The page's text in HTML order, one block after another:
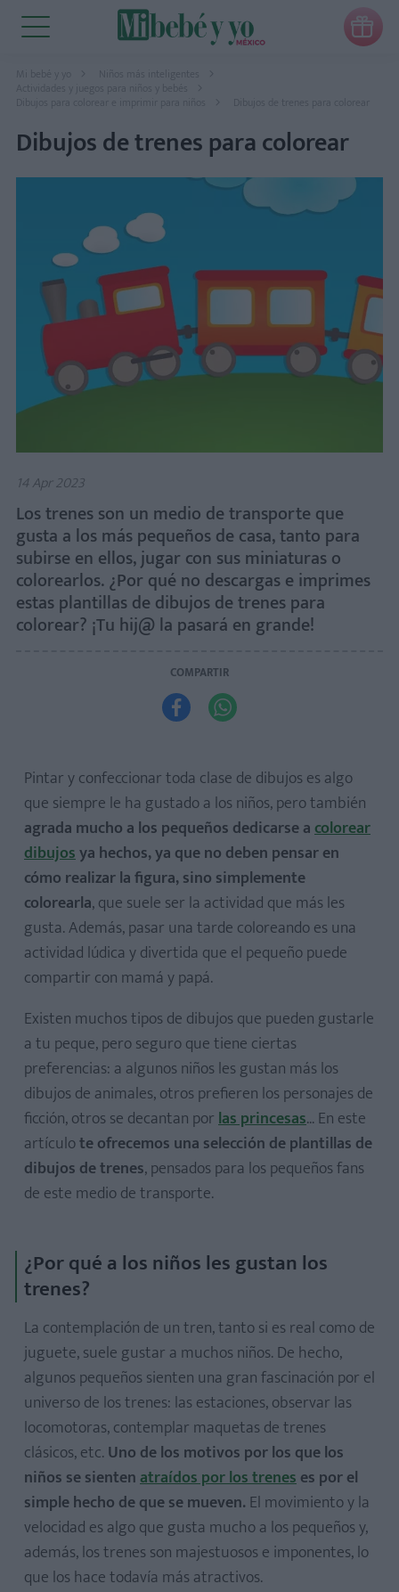

Mi bebé y yo
Niños más inteligentes
Actividades y juegos para niños y bebés
Dibujos para colorear e imprimir para niños
Dibujos de trenes para colorear
Dibujos de trenes para colorear
14 Apr 2023
Los trenes son un medio de transporte que
gusta a los más pequeños de casa, tanto para
subirse en ellos, jugar con sus miniaturas o
colorearlos. ¿Por qué no descargas e imprimes
estas plantillas de dibujos de trenes para
colorear? ¡Tu hij@ la pasará en grande!
COMPARTIR
 
Pintar y confeccionar toda clase de dibujos es algo
que siempre le ha gustado a los niños, pero también
agrada mucho a los pequeños dedicarse acolorear
dibujosya hechos, ya que no deben pensar en
cómo realizar la figura, sino simplemente
colorearla, que suele ser la actividad que más les
gusta. Además, pasar una tarde coloreando es una
actividad lúdica y divertida que el pequeño puede
compartir con mamá y papá.
Existen muchos tipos de dibujos que pueden gustarle
a tu peque, pero seguro que tiene ciertas
preferencias: a algunos niños les gustan más los
dibujos de animales, otros prefieren los personajes de
ficción, otros se decantan porlas princesas... En este
artículote ofrecemos una selección de plantillas de
dibujos de trenes, pensados para los pequeños fans
de este medio de transporte.
¿Por qué a los niños les gustan los
trenes?
La contemplación de un tren, tanto si es real como de
juguete, suele gustar a muchos niños. De hecho,
algunos pequeños sienten una gran fascinación por el
universo de los trenes: las estaciones, observar las
locomotoras, contemplar maquetas de trenes
clásicos, etc. Uno de los motivos por los que los
niños se sientenatraídos por los treneses por el
simple hecho de que se mueven. El movimiento y la
velocidad es algo que gusta mucho a los pequeños y,
además, los trenes son majestuosos e imponentes, lo
que los hace todavía más atractivos.